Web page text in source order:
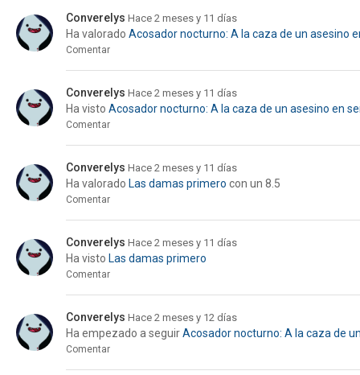
Converelys Hace 2 meses y 11 días
Ha valorado Acosador nocturno: A la caza de un asesino
Comentar
Converelys Hace 2 meses y 11 días
Ha visto Acosador nocturno: A la caza de un asesino en
Comentar
Converelys Hace 2 meses y 11 días
Ha valorado Las damas primero con un 8.5
Comentar
Converelys Hace 2 meses y 11 días
Ha visto Las damas primero
Comentar
Converelys Hace 2 meses y 12 días
Ha empezado a seguirAcosador nocturno: A la caza de
Comentar